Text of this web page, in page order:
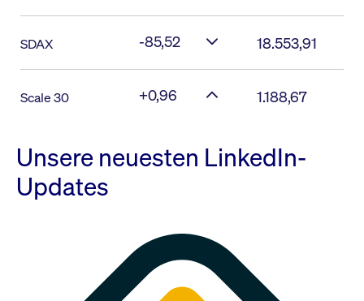
SDAX -85,52 18.553,91
Scale 30 +0,96 1.188,67
Unsere neuesten LinkedIn-
Updates